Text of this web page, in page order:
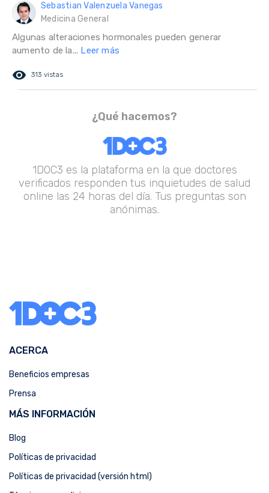
Sebastian Valenzuela Vanegas
Medicina General
Algunas alteraciones hormonales pueden generar
aumento de la... Leer más
remove_red_eye 313 vistas
¿Qué hacemos?
1DOC3 es la plataforma en la que doctores
verificados responden tus inquietudes de salud
online las 24 horas del día. Tus preguntas son
anónimas.
ACERCA
Beneficios empresas
Prensa
MÁS INFORMACIÓN
Blog
Políticas de privacidad
Políticas de privacidad (versión html)